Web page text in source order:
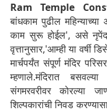
Ram Temple
बांधकाम पुढील
काम सुरू होईल', असे नृपेंद्र
वृत्तानुसार,'आम्ही या वर्षी
मार्चपर्यंत संपूर्ण मंदिर
म्हणाले.मंदिरात
संगमरवरीवर कोरल्या
शिल्पकारांची निवड